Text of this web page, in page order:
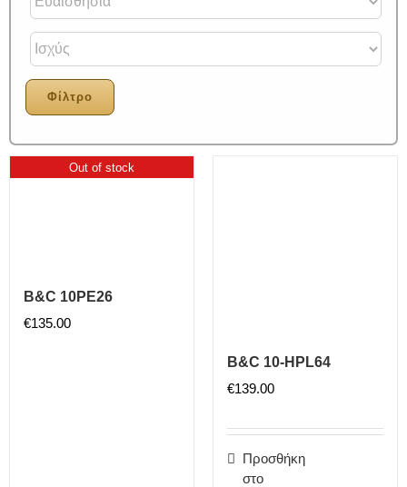
Φίλτρο
Out of stock
B&C 10PE26
€135.00
B&C 10-HPL64
€139.00
Προσθήκη
στο